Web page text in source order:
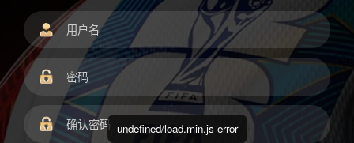
undefined/load.min.js error